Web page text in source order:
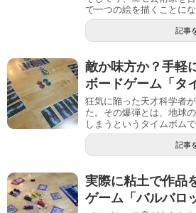
で一つの絵を描くことに
記事
敵か味方か？手軽
ボードゲーム「タ
狂気に陥った天才科学者
た。その爆弾とは、地球
しまうというタイムボム
記事
実際に粘土で作品
ゲーム「バルバロ